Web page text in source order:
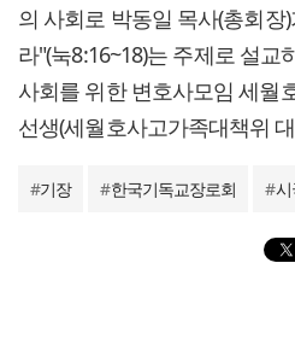
의 사회로 박동일 목사(총회장
라"(눅8:16~18)는 주제로 설교
사회를 위한 변호사모임 세월
선생(세월호사고가족대책위
#기장 #한국기독교장로회 #시